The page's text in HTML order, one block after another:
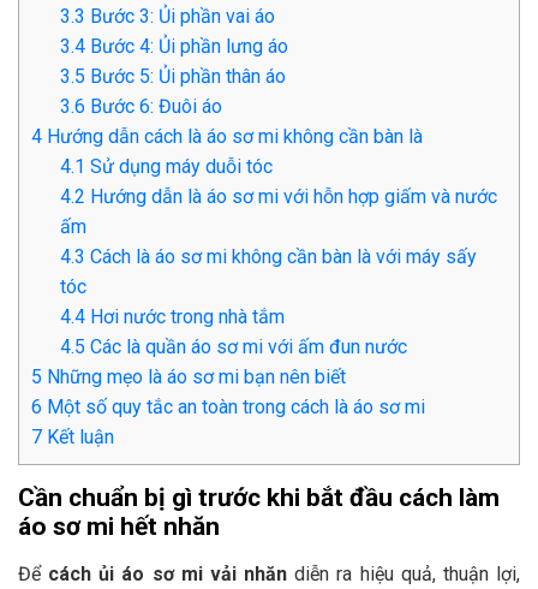
3.3 Bước 3: Ủi phần vai áo
3.4 Bước 4: Ủi phần lưng áo
3.5 Bước 5: Ủi phần thân áo
3.6 Bước 6: Đuôi áo
4 Hướng dẫn cách là áo sơ mi không cần bàn là
4.1 Sử dụng máy duỗi tóc
4.2 Hướng dẫn là áo sơ mi với hỗn hợp giấm và nước
ấm
4.3 Cách là áo sơ mi không cần bàn là với máy sấy
tóc
4.4 Hơi nước trong nhà tắm
4.5 Các là quần áo sơ mi với ấm đun nước
5 Những mẹo là áo sơ mi bạn nên biết
6 Một số quy tắc an toàn trong cách là áo sơ mi
7 Kết luận
Cần chuẩn bị gì trước khi bắt đầu cách làm
áo sơ mi hết nhăn
Để cách ủi áo sơ mi vải nhăn diễn ra hiệu quả, thuận lợi,